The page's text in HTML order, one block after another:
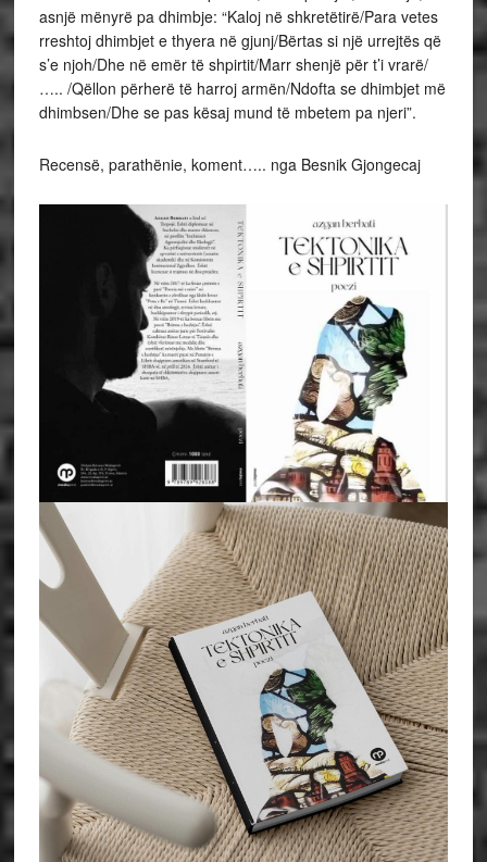
asnjë mënyrë pa dhimbje: “Kaloj në shkretëtirë/Para vetes
rreshtoj dhimbjet e thyera në gjunj/Bërtas si një urrejtës që
s’e njoh/Dhe në emër të shpirtit/Marr shenjë për t’i vrarë/
….. /Qëllon përherë të harroj armën/Ndofta se dhimbjet më
dhimbsen/Dhe se pas kësaj mund të mbetem pa njeri”.
Recensë, parathënie, koment….. nga Besnik Gjongecaj